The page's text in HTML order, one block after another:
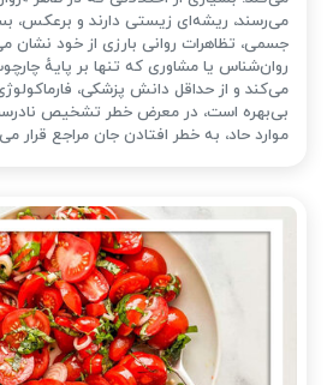
می‌رسند، ریشه‌ای زیستی دارند و برعکس،
جسمی، تظاهرات روانی بارزی از خود نشان
روان‌شناس یا مشاوری که تنها بر پایهٔ
می‌کند و از حداقل دانش پزشکی،
بی‌بهره است، در معرض خطر تشخیص
موارد حاد، به خطر افتادن جان مراجع قرار